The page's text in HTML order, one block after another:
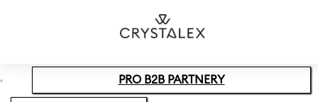
Přeskočit na zápatí
PRO B2B PARTNERY